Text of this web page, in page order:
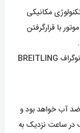
مکانیکی
با قرارگرفتن
آب خواهد بود و
در ساعت نزدیک به